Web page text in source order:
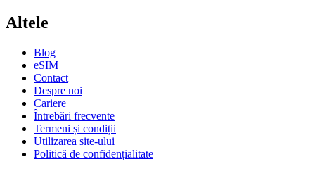
Altele
Blog
eSIM
Contact
Despre noi
Cariere
Întrebări frecvente
Termeni și condiții
Utilizarea site-ului
Politică de confidențialitate